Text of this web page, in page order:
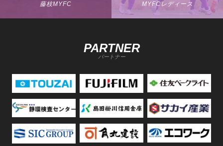
藤枝MYFC MYFCレディース
PARTNER
パートナー